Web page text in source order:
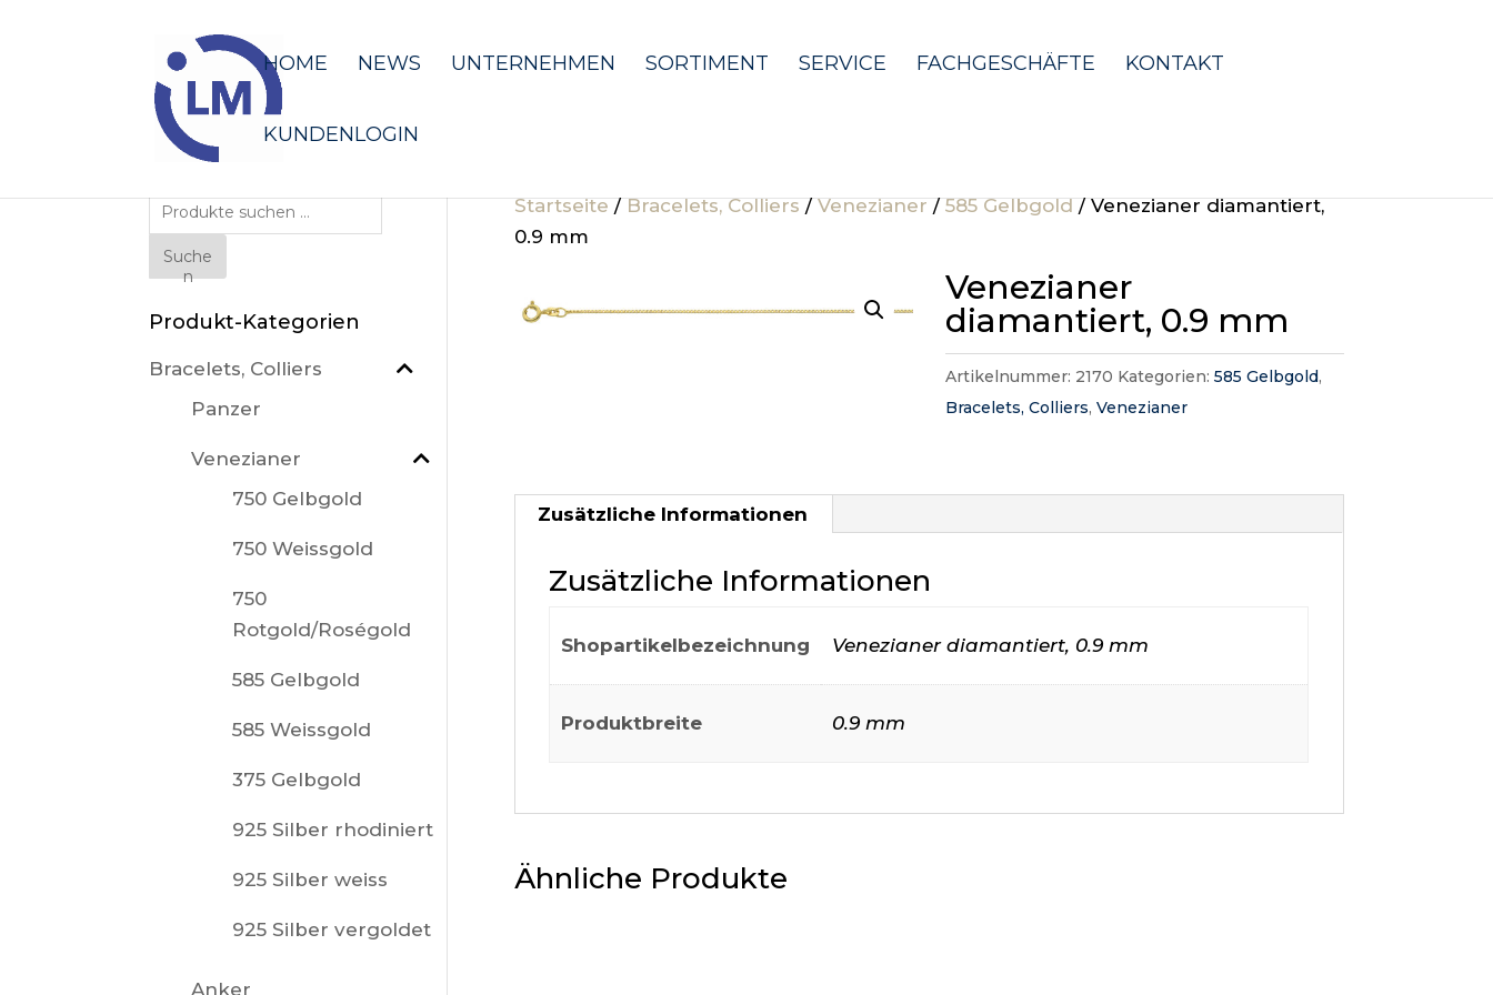
HOME NEWS UNTERNEHMEN SORTIMENT SERVICE FACHGESCHÄFTE KONTAKT
KUNDENLOGIN
Startseite/Bracelets, Colliers/Venezianer/585 Gelbgold/ Venezianer diamantiert,
0.9 mm
Venezianer
diamantiert, 0.9 mm
Artikelnummer: 2170 Kategorien:585 Gelbgold,
Bracelets, Colliers,Venezianer
Zusätzliche Informationen
Zusätzliche Informationen
Shopartikelbezeichnung Venezianer diamantiert, 0.9 mm
Produktbreite 0.9 mm
Ähnliche Produkte
Suche
nach:
Suche
n
Produkt-Kategorien
Bracelets, Colliers
Panzer
Venezianer
750 Gelbgold
750 Weissgold
750
Rotgold/Roségold
585 Gelbgold
585 Weissgold
375 Gelbgold
925 Silber rhodiniert
925 Silber weiss
925 Silber vergoldet
Anker